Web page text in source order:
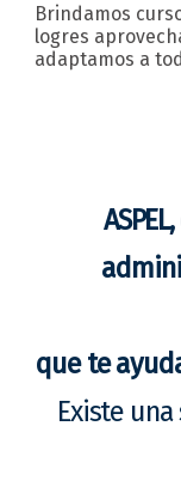
Brindamos
logres
adaptamos a
que te
Existe